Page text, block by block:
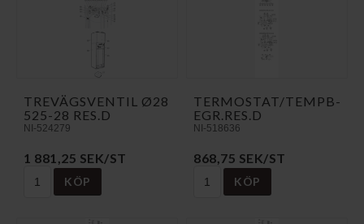
TREVÄGSVENTIL Ø28
525-28 RES.D
NI-524279
1 881,25 SEK/ST
KÖP
T­E­R­M­O­S­T­A­T­/­T­E­M­P­B­
E­G­R­.­R­E­S­.­D
NI-518636
868,75 SEK/ST
KÖP